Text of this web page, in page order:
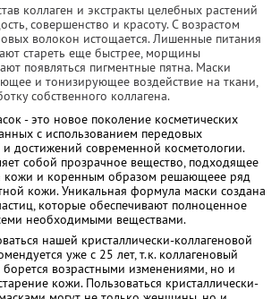
коллаген и экстракты целебных растений
совершенство и красоту. C возрастом
волокон истощается. Лишенные питания
стареть еще быстрее, морщины
появляться пигментные пятна. Маски
и тонизирующее воздействие на ткани,
собственного коллагена.
- это новое поколение косметических
с использованием передовых
и достижений современной косметологии.
собой прозрачное вещество, подходящее
кожи и коренным образом решающеее ряд
кожи. Уникальная формула маски создана
которые обеспечивают полноценное
необходимыми веществами.
нашей кристаллически-коллагеновой
уже с 25 лет, т.к. коллагеновый
возрастными изменениями, но и
кожи. Пользоваться кристаллически-